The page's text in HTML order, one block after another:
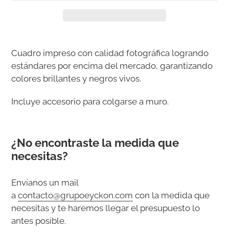
el
producto
a
carrito
Cuadro impreso con calidad fotográfica logrando
estándares por encima del mercado, garantizando
colores brillantes y negros vivos.
Incluye accesorio para colgarse a muro.
¿No encontraste la medida que
necesitas?
Envíanos un mail
a contacto@grupoeyckon.com con la medida que
necesitas y te haremos llegar el presupuesto lo
antes posible.